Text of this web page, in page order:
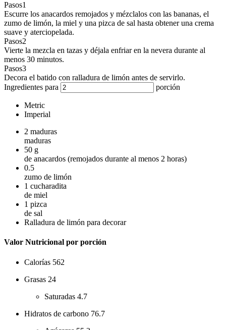
Pasos1
Escurre los anacardos remojados y mézclalos con las bananas, el
zumo de limón, la miel y una pizca de sal hasta obtener una crema
suave y aterciopelada.
Pasos2
Vierte la mezcla en tazas y déjala enfriar en la nevera durante al
menos 30 minutos.
Pasos3
Decora el batido con ralladura de limón antes de servirlo.
Ingredientes para
porción
Metric
Imperial
2 maduras
maduras
50 g
de anacardos (remojados durante al menos 2 horas)
0.5
zumo de limón
1 cucharadita
de miel
1 pizca
de sal
Ralladura de limón para decorar
Valor Nutricional por porción
Calorías 562
Grasas 24
Saturadas 4.7
Hidratos de carbono 76.7